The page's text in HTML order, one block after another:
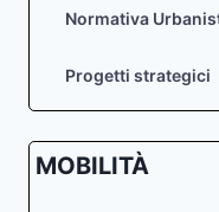
Normativa
Progetti strategici
MOBILITÀ